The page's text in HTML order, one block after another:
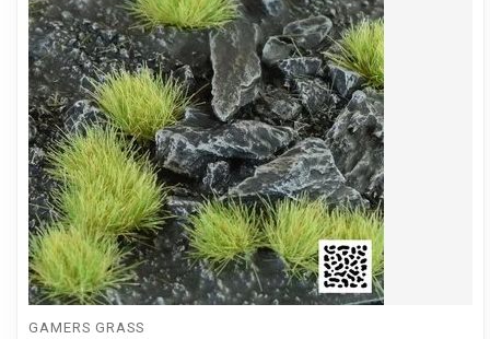
GAMERS GRASS